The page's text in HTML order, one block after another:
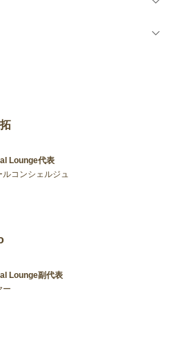
Lounge代表
ルコンシェルジュ
Lounge副代表
ー